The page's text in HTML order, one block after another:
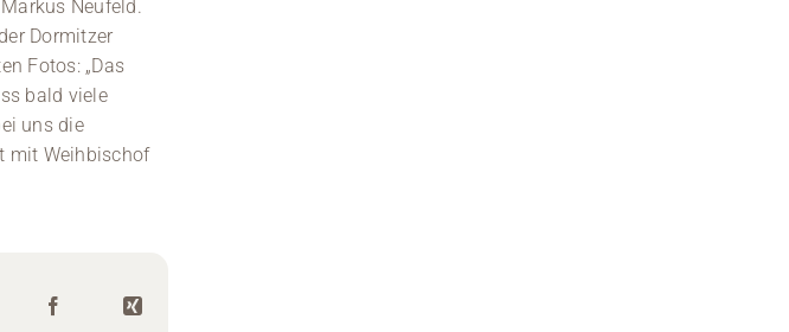
Neufeld.
Dormitzer
Fotos: „Das
bald viele
uns die
mit Weihbischof